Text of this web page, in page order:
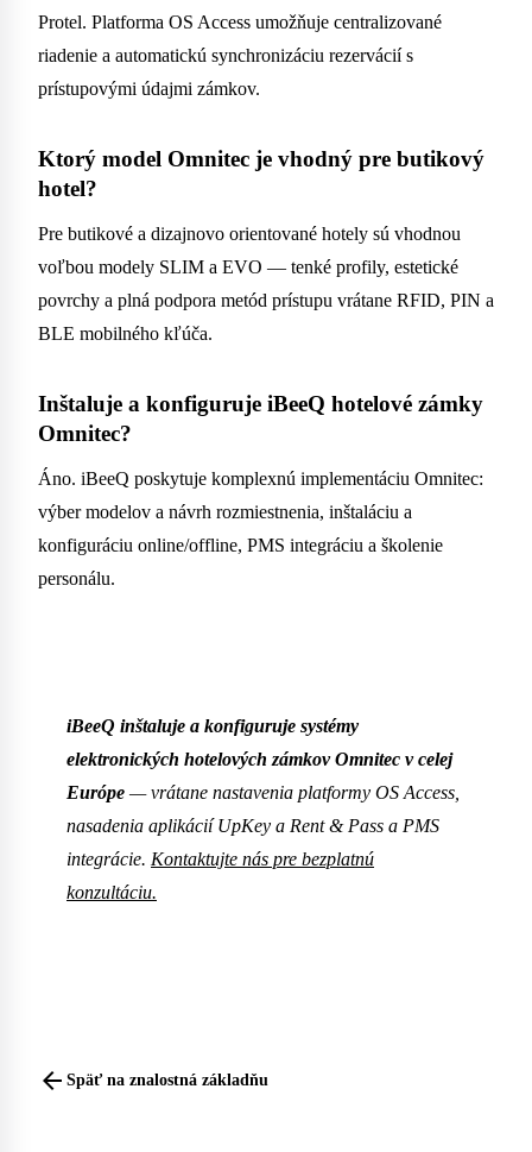
Protel. Platforma OS Access umožňuje centralizované
riadenie a automatickú synchronizáciu rezervácií s
prístupovými údajmi zámkov.
Ktorý model Omnitec je vhodný pre butikový
hotel?
Pre butikové a dizajnovo orientované hotely sú vhodnou
voľbou modely SLIM a EVO — tenké profily, estetické
povrchy a plná podpora metód prístupu vrátane RFID, PIN a
BLE mobilného kľúča.
Inštaluje a konfiguruje iBeeQ hotelové zámky
Omnitec?
Áno. iBeeQ poskytuje komplexnú implementáciu Omnitec:
výber modelov a návrh rozmiestnenia, inštaláciu a
konfiguráciu online/offline, PMS integráciu a školenie
personálu.
iBeeQ inštaluje a konfiguruje systémy
elektronických hotelových zámkov Omnitec v celej
Európe — vrátane nastavenia platformy OS Access,
nasadenia aplikácií UpKey a Rent & Pass a PMS
integrácie. Kontaktujte nás pre bezplatnú
konzultáciu.
arrow_back Späť na znalostná základňu